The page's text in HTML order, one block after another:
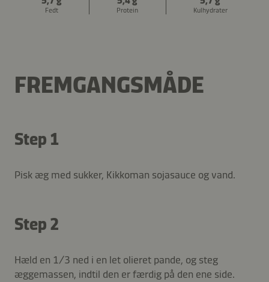
Fedt Protein Kulhydrater
FREMGANGSMÅDE
Step 1
Pisk æg med sukker, Kikkoman sojasauce og vand.
Step 2
Hæld en 1/3 ned i en let olieret pande, og steg
æggemassen, indtil den er færdig på den ene side.